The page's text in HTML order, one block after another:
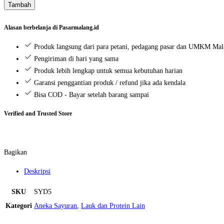
Kancing
Tambah
Alasan berbelanja di Pasarmalang.id
Produk langsung dari para petani, pedagang pasar dan UMKM
Pengiriman di hari yang sama
Produk lebih lengkap untuk semua kebutuhan harian
Garansi penggantian produk / refund jika ada kendala
Bisa COD - Bayar setelah barang sampai
Verified and Trusted Store
Bagikan
Deskripsi
SKU
SYD5
Kategori Aneka Sayuran, Lauk dan Protein Lain